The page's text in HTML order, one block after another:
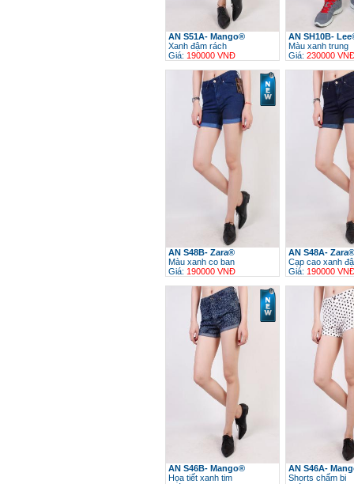
AN S51A- Mango®
Xanh đậm rách
Giá: 190000 VNĐ
AN SH10B-
Màu xanh trung
Giá: 230000
AN S48B- Zara®
Màu xanh co ban
Giá: 190000 VNĐ
AN S48A- Zara®
Cạp cao xanh
Giá: 190000
AN S46B- Mango®
Họa tiết xanh tim
AN S46A-
Shorts chấm bi